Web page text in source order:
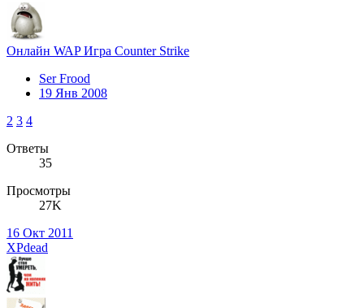
Онлайн WAP Игра Counter Strike
Ser Frood
19 Янв 2008
2 3 4
Ответы
35
Просмотры
27K
16 Окт 2011
XPdead